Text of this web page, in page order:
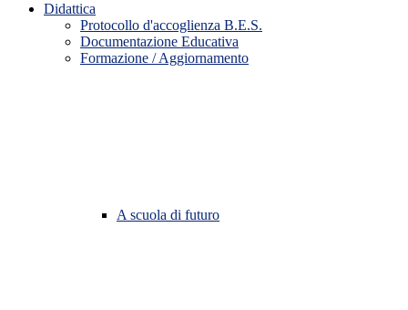
Didattica
Protocollo d'accoglienza B.E.S.
Documentazione Educativa
Formazione / Aggiornamento
A scuola di futuro